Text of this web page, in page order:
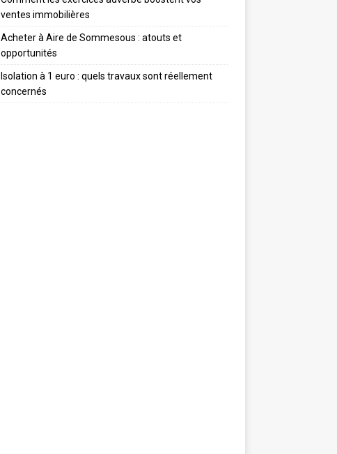
ventes immobilières
Acheter à Aire de Sommesous : atouts et
opportunités
Isolation à 1 euro : quels travaux sont réellement
concernés